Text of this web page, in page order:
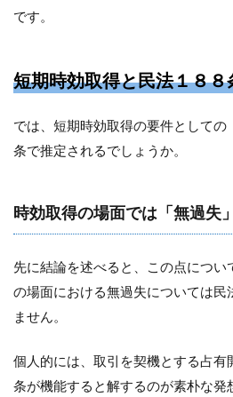
です。
短期時効取得と民法１８８
では、短期時効取得の要件としての
条で推定されるでしょうか。
時効取得の場面では「無過失
先に結論を述べると、この点につ
の場面における無過失については民
ません。
個人的には、取引を契機とする占有
条が機能すると解するのが素朴な発